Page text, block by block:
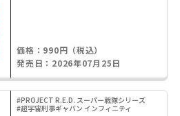
価格：990円（税込）
発売日：2026年07月25日
#PROJECT R.E.D. スーパー戦隊シリーズ
#超宇宙刑事ギャバン インフィニティ